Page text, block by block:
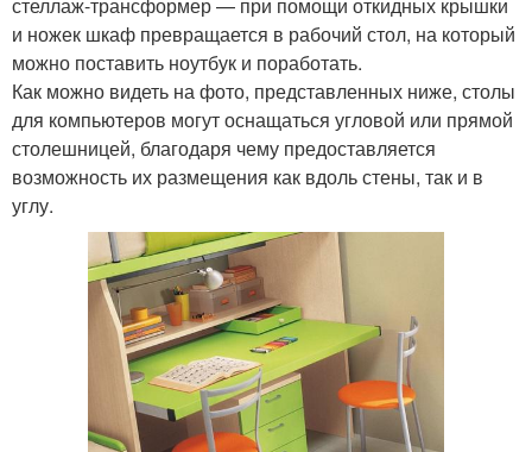
и ножек шкаф превращается в рабочий стол, на который
можно поставить ноутбук и поработать.
Как можно видеть на фото, представленных ниже, столы
для компьютеров могут оснащаться угловой или прямой
столешницей, благодаря чему предоставляется
возможность их размещения как вдоль стены, так и в
углу.